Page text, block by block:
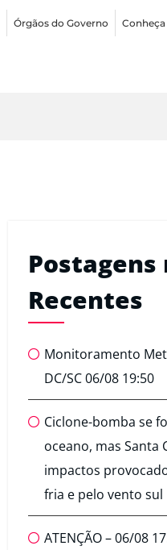
Órgãos do Governo Conheça
Postagens
Recentes
Monitoramento
DC/SC 06/08 19:50
Ciclone-bomba se
oceano, mas Santa
impactos
fria e pelo vento sul
ATENÇÃO – 06/08